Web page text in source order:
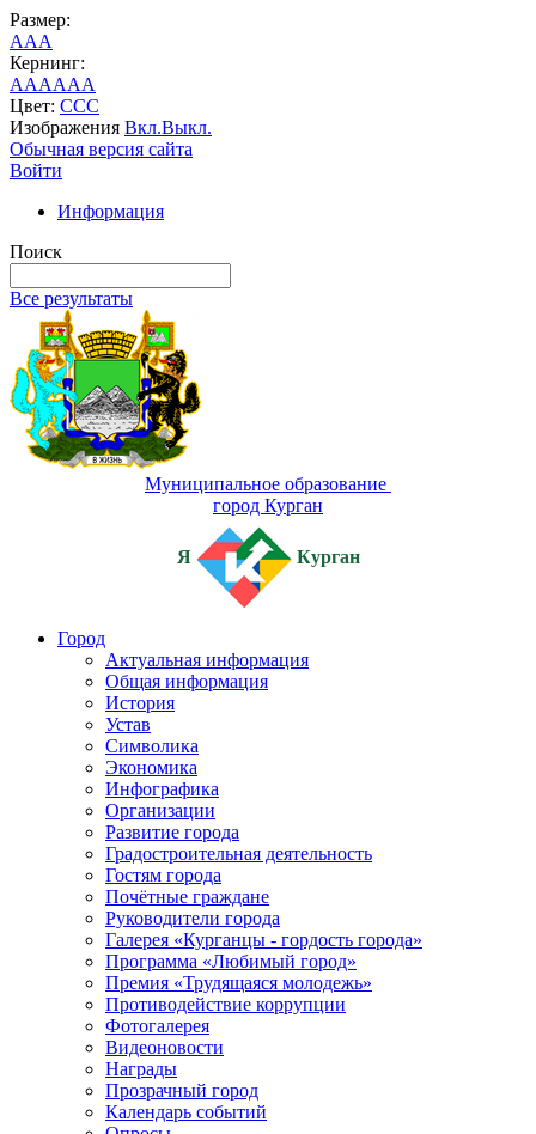
Размер:
AAA
Кернинг:
AAAAAA
Цвет: CCC
Изображения Вкл.Выкл.
Обычная версия сайта
Войти
Информация
Поиск
Все результаты
Муниципальное образование
город Курган
Я Курган
Город
Актуальная информация
Общая информация
История
Устав
Символика
Экономика
Инфографика
Организации
Развитие города
Градостроительная деятельность
Гостям города
Почётные граждане
Руководители города
Галерея «Курганцы - гордость города»
Программа «Любимый город»
Премия «Трудящаяся молодежь»
Противодействие коррупции
Фотогалерея
Видеоновости
Награды
Прозрачный город
Календарь событий